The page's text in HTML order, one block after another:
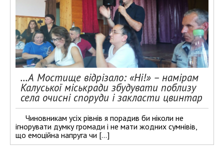
…А Мостище відрізало: «Ні!» – намірам
Калуської міськради збудувати поблизу
села очисні споруди і закласти цвинтар
Чиновникам усіх рівнів я порадив би ніколи не
ігнорувати думку громади і не мати жодних сумнівів,
що емоційна напруга чи […]